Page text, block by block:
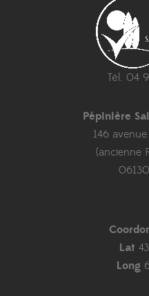
Tél. 04
Pépinière
146
(ancienne
06130
Lat
Long